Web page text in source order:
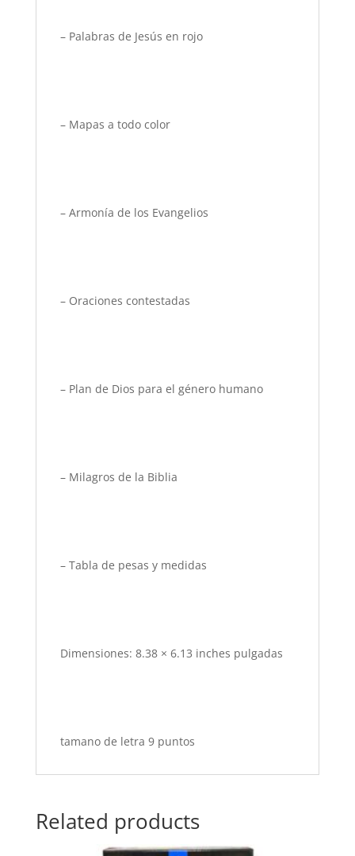
– Palabras de Jesús en rojo
– Mapas a todo color
– Armonía de los Evangelios
– Oraciones contestadas
– Plan de Dios para el género humano
– Milagros de la Biblia
– Tabla de pesas y medidas
Dimensiones: 8.38 × 6.13 inches pulgadas
tamano de letra 9 puntos
Related products